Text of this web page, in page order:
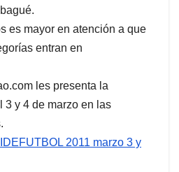
es mayor en atención a que
entran en
les presenta la
3 y 4 de marzo en las
2011 marzo 3 y